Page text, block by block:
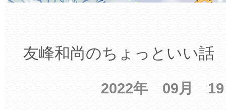
友峰和尚のちょっといい話
2022年 09月